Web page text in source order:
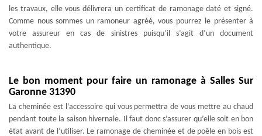
les travaux, elle vous délivrera un certificat de ramonage daté et signé.
Comme nous sommes un ramoneur agréé, vous pourrez le présenter à
votre assureur en cas de sinistres puisqu’il s’agit d’un document
authentique.
Le bon moment pour faire un ramonage à Salles Sur
Garonne 31390
La cheminée est l’accessoire qui vous permettra de vous mettre au chaud
pendant toute la saison hivernale. Il faut donc s’assurer qu’elle soit en bon
état avant de l’utiliser. Le ramonage de cheminée et de poêle en bois est